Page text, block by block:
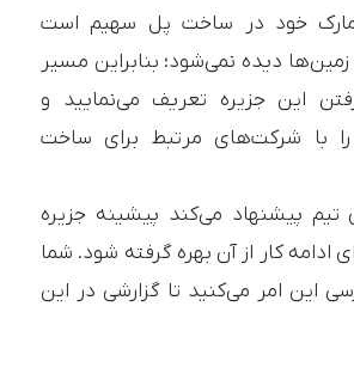
خود در ساخت پل سهیم است
دیده نمی‌شود؛ بنابراین مسیر
این جزیره تعریف می‌نمایید و
را با شرکت‌های مرتبط برای ساخت
تیم پیشنهاد می‌کند پیشینه جزیره
ادامه کار از آن بهره گرفته شود. شما
این امر می‌کنید تا گزارشی در این